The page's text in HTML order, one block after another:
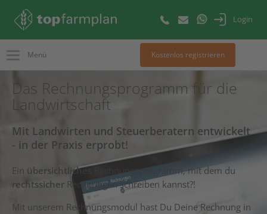
Login
Menü Kostenlos registrieren
Das Rechnungsprogramm für die
Landwirtschaft
Mit Landwirten und Steuerberatern entwickelt
- in der Praxis erprobt!
Ein übersichtliches
Rechnungsprogramm, mit dem du
rechtssicher Rechnungen schreiben kannst?!
Mit unserem Rechnungsmodul hast Du Deine Rechnung in